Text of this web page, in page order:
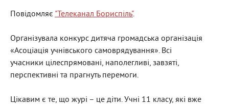
Повідомляє "Телеканал Бориспіль".
Організувала конкурс дитяча громадська організація
«Асоціація учнівського самоврядування». Всі
учасники цілеспрямовані, наполегливі, завзяті,
перспективні та прагнуть перемоги.
Цікавим є те, що журі – це діти. Учні 11 класу, які вже